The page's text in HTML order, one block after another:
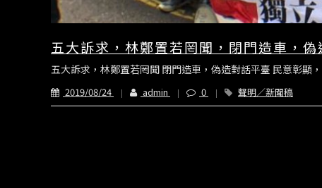
五大訴求，林鄭置若罔聞，閉門造車，
五大訴求，林鄭置若罔聞 閉門造車，偽造對話平臺 民意彰
2019/08/24 admin 0 聲明／新聞稿